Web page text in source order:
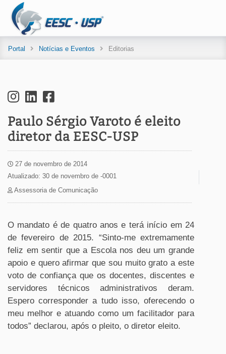
Portal Notícias e Eventos Editorias
Paulo Sérgio Varoto é eleito
diretor da EESC-USP
27 de novembro de 2014
Atualizado: 30 de novembro de -0001
Assessoria de Comunicação
O mandato é de quatro anos e terá início em 24
de fevereiro de 2015. “Sinto-me extremamente
feliz em sentir que a Escola nos deu um grande
apoio e quero afirmar que sou muito grato a este
voto de confiança que os docentes, discentes e
servidores técnicos administrativos deram.
Espero corresponder a tudo isso, oferecendo o
meu melhor e atuando como um facilitador para
todos” declarou, após o pleito, o diretor eleito.